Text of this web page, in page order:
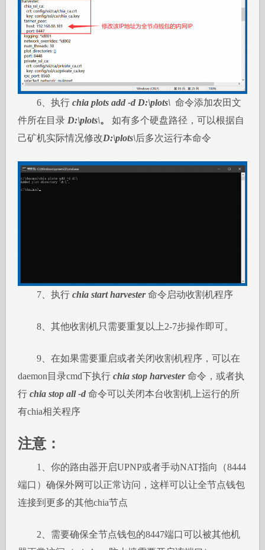
6、执行 chia plots add -d D:\plots\ 命令添加农田文
件所在目录 D:\plots\。
如有多个硬盘路径，可以根据自
己矿机实际情况修改D:\plots\后多次运行本命令
7、执行 chia start harvester命令启动收割机程序
8、其他收割机只需要重复以上2-7步操作即可。
9、在如果需要重启或者关闭收割机程序，可以在
daemon目录cmd下执行 chia stop harvester命令，或者执
行 chia stop all -d 命令可以关闭本台收割机上运行的所
有chia相关程序
注意：
1、你的路由器开启UPNP或者手动NAT指向（8444
端口）确保外网可以正常访问，这样可以让全节点钱包
连接到更多的其他chia节点
2、需要确保全节点钱包的8447端口可以被其他机